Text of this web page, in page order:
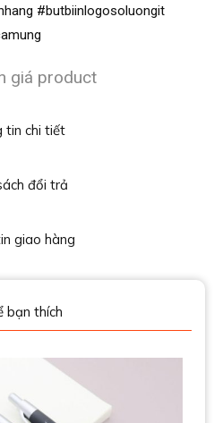
tin chi tiết
đổi trả
giao hàng
#butbiinlogosoluongit
giá product
bạn thích